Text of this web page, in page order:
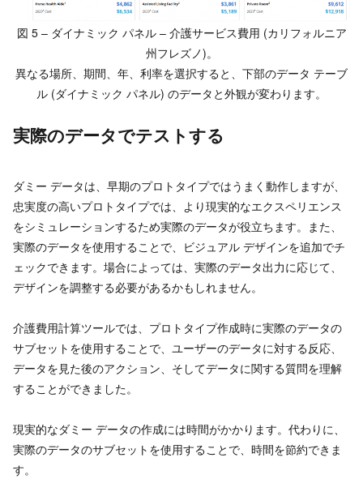
図 5 – ダイナミック パネル – 介護サービス費用 (カリフォルニア
州フレズノ)。
異なる場所、期間、年、利率を選択すると、下部のデータ テーブ
ル (ダイナミック パネル) のデータと外観が変わります。
実際のデータでテストする
ダミー データは、早期のプロトタイプではうまく動作しますが、
忠実度の高いプロトタイプでは、より現実的なエクスペリエンス
をシミュレーションするため実際のデータが役立ちます。また、
実際のデータを使用することで、ビジュアル デザインを追加でチ
ェックできます。場合によっては、実際のデータ出力に応じて、
デザインを調整する必要があるかもしれません。
介護費用計算ツールでは、プロトタイプ作成時に実際のデータの
サブセットを使用することで、ユーザーのデータに対する反応、
データを見た後のアクション、そしてデータに関する質問を理解
することができました。
現実的なダミー データの作成には時間がかかります。代わりに、
実際のデータのサブセットを使用することで、時間を節約できま
す。